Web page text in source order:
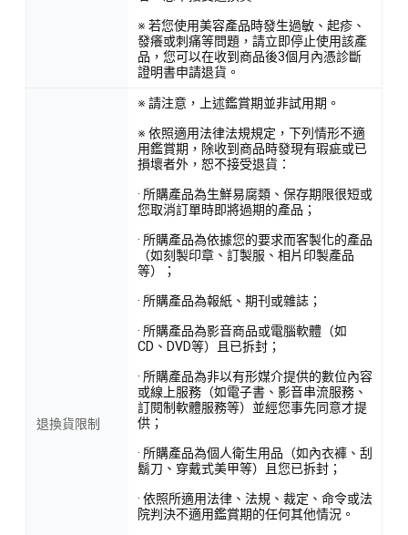
※ 若您使用美容產品時發生過敏、起疹、
發癢或刺痛等問題，請立即停止使用該產
品，您可以在收到商品後3個月內憑診斷
證明書申請退貨。
退換貨限制
※ 請注意，上述鑑賞期並非試用期。
※ 依照適用法律法規規定，下列情形不適
用鑑賞期，除收到商品時發現有瑕疵或已
損壞者外，恕不接受退貨：
· 所購產品為生鮮易腐類、保存期限很短或
您取消訂單時即將過期的產品；
· 所購產品為依據您的要求而客製化的產品
（如刻製印章、訂製服、相片印製產品
等）；
· 所購產品為報紙、期刊或雜誌；
· 所購產品為影音商品或電腦軟體（如
CD、DVD等）且已拆封；
· 所購產品為非以有形媒介提供的數位內容
或線上服務（如電子書、影音串流服務、
訂閱制軟體服務等）並經您事先同意才提
供；
· 所購產品為個人衛生用品（如內衣褲、刮
鬍刀、穿戴式美甲等）且您已拆封；
· 依照所適用法律、法規、裁定、命令或法
院判決不適用鑑賞期的任何其他情況。